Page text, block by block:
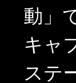
動」
キャ
ステ